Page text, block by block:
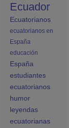
Ecuador
Ecuatorianos
ecuatorianos en
España
educación
España
estudiantes
ecuatorianos
humor
leyendas
ecuatorianas